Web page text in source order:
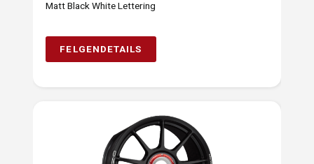
Matt Black White Lettering
FELGENDETAILS